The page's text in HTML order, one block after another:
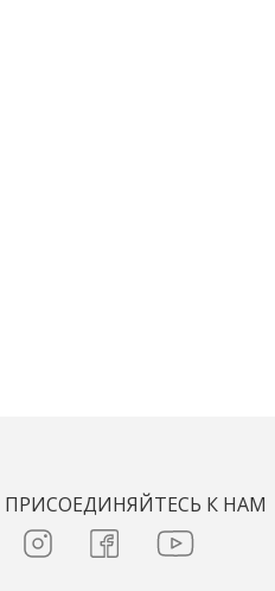
ПРИСОЕДИНЯЙТЕСЬ К НАМ